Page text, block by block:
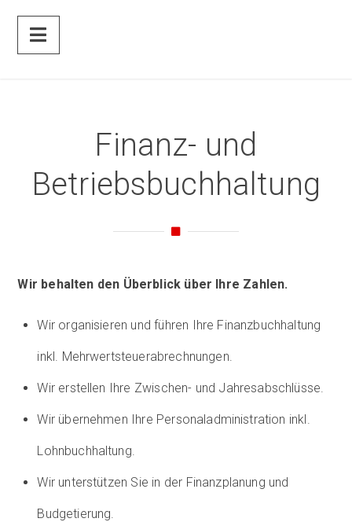
Finanz- und
Betriebsbuchhaltung
Wir behalten den Überblick über Ihre Zahlen.
Wir organisieren und führen Ihre Finanzbuchhaltung
inkl. Mehrwertsteuerabrechnungen.
Wir erstellen Ihre Zwischen- und Jahresabschlüsse.
Wir übernehmen Ihre Personaladministration inkl.
Lohnbuchhaltung.
Wir unterstützen Sie in der Finanzplanung und
Budgetierung.